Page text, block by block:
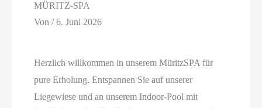
MÜRITZ-SPA
Von/6. Juni 2026
Herzlich willkommen in unserem MüritzSPA für
pure Erholung. Entspannen Sie auf unserer
Liegewiese und an unserem Indoor-Pool mit